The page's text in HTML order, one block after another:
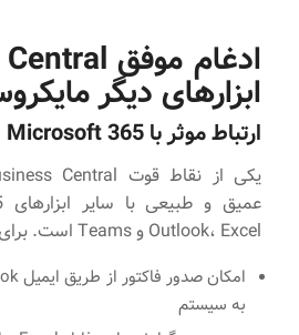
ابزارهای دیگر
ارتباط موثر با Microsoft 365
Outlook، Excel و Teams است. برای نمونه:
به سیستم